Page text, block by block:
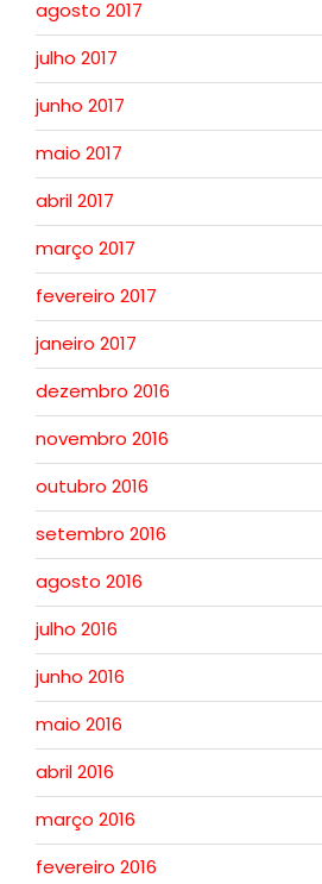
agosto 2017
julho 2017
junho 2017
maio 2017
abril 2017
março 2017
fevereiro 2017
janeiro 2017
dezembro 2016
novembro 2016
outubro 2016
setembro 2016
agosto 2016
julho 2016
junho 2016
maio 2016
abril 2016
março 2016
fevereiro 2016